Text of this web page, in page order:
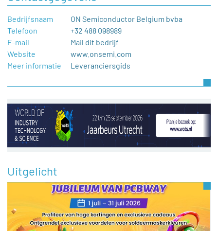
Bedrijfsnaam
ON Semiconductor Belgium bvba
Telefoon
+32 488 098989
E-mail
Mail dit bedrijf
Website
www.onsemi.com
Meer informatie
Leveranciersgids
Uitgelicht